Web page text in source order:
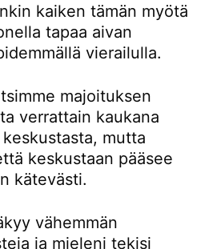
kaiken tämän myötä
tapaa aivan
vierailulla.
majoituksen
verrattain kaukana
mutta
keskustaan pääsee
kätevästi.
vähemmän
ja mieleni tekisi